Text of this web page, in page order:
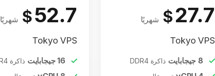
27.7
$ شهريًا
Tokyo VPS
8 جيجابايت ذاكرة DDR4
52.7
$ شهريًا
Tokyo VPS
16جيجابايت ذاكرة DDR4